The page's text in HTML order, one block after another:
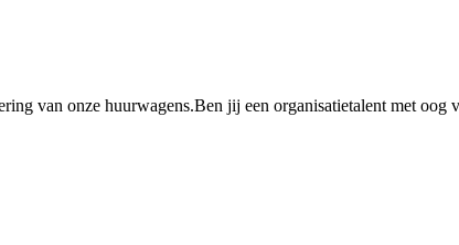
van onze huurwagens.Ben jij een organisatietalent met